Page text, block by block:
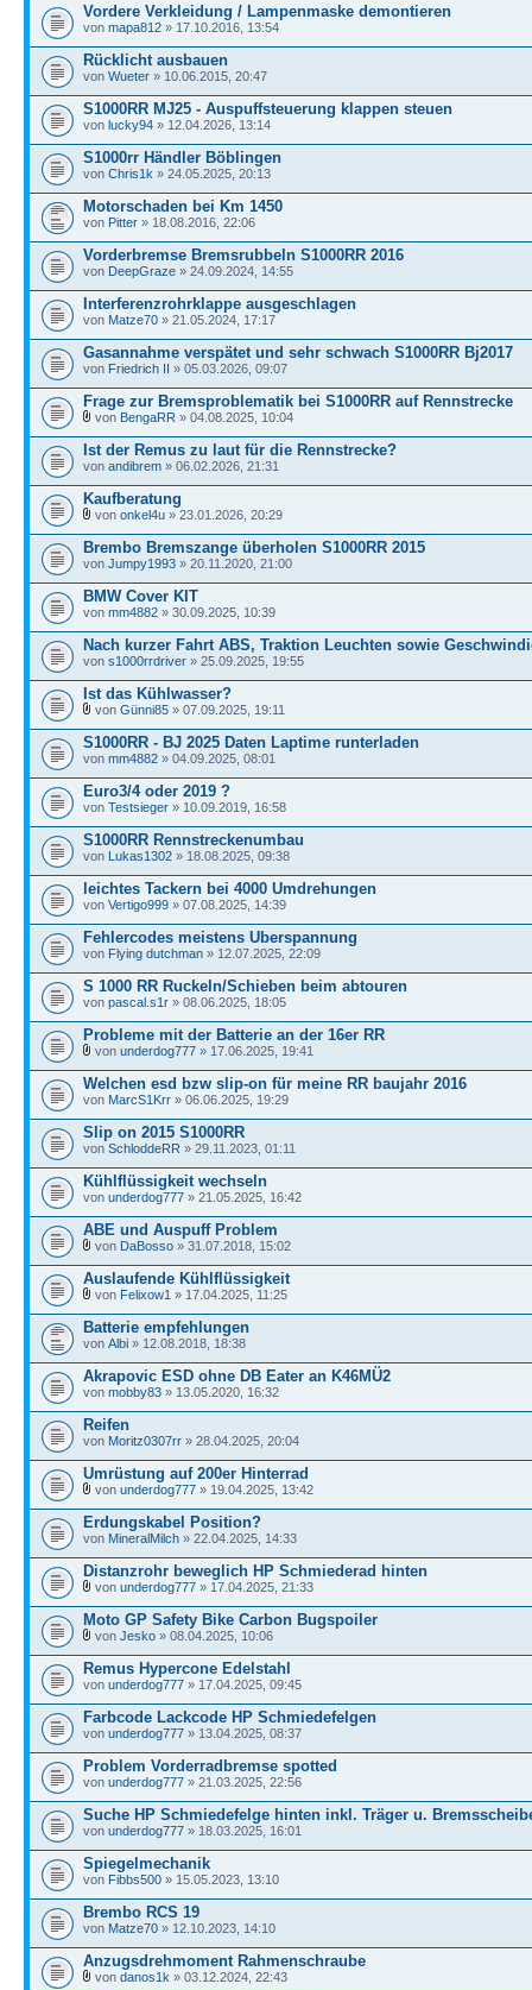
Vordere Verkleidung / Lampenmaske demontieren
von mapa812 » 17.10.2016, 13:54
Rücklicht ausbauen
von Wueter » 10.06.2015, 20:47
S1000RR MJ25 - Auspuffsteuerung klappen steuen
von lucky94 » 12.04.2026, 13:14
S1000rr Händler Böblingen
von Chris1k » 24.05.2025, 20:13
Motorschaden bei Km 1450
von Pitter » 18.08.2016, 22:06
Vorderbremse Bremsrubbeln S1000RR 2016
von DeepGraze » 24.09.2024, 14:55
Interferenzrohrklappe ausgeschlagen
von Matze70 » 21.05.2024, 17:17
Gasannahme verspätet und sehr schwach S1000RR Bj2017
von Friedrich II » 05.03.2026, 09:07
Frage zur Bremsproblematik bei S1000RR auf Rennstrecke
von BengaRR » 04.08.2025, 10:04
Ist der Remus zu laut für die Rennstrecke?
von andibrem » 06.02.2026, 21:31
Kaufberatung
von onkel4u » 23.01.2026, 20:29
Brembo Bremszange überholen S1000RR 2015
von Jumpy1993 » 20.11.2020, 21:00
BMW Cover KIT
von mm4882 » 30.09.2025, 10:39
Nach kurzer Fahrt ABS, Traktion Leuchten sowie
von s1000rrdriver » 25.09.2025, 19:55
Ist das Kühlwasser?
von Günni85 » 07.09.2025, 19:11
S1000RR - BJ 2025 Daten Laptime runterladen
von mm4882 » 04.09.2025, 08:01
Euro3/4 oder 2019 ?
von Testsieger » 10.09.2019, 16:58
S1000RR Rennstreckenumbau
von Lukas1302 » 18.08.2025, 09:38
leichtes Tackern bei 4000 Umdrehungen
von Vertigo999 » 07.08.2025, 14:39
Fehlercodes meistens Uberspannung
von Flying dutchman » 12.07.2025, 22:09
S 1000 RR Ruckeln/Schieben beim abtouren
von pascal.s1r » 08.06.2025, 18:05
Probleme mit der Batterie an der 16er RR
von underdog777 » 17.06.2025, 19:41
Welchen esd bzw slip-on für meine RR baujahr 2016
von MarcS1Krr » 06.06.2025, 19:29
Slip on 2015 S1000RR
von SchloddeRR » 29.11.2023, 01:11
Kühlflüssigkeit wechseln
von underdog777 » 21.05.2025, 16:42
ABE und Auspuff Problem
von DaBosso » 31.07.2018, 15:02
Auslaufende Kühlflüssigkeit
von Felixow1 » 17.04.2025, 11:25
Batterie empfehlungen
von Albi » 12.08.2018, 18:38
Akrapovic ESD ohne DB Eater an K46MÜ2
von mobby83 » 13.05.2020, 16:32
Reifen
von Moritz0307rr » 28.04.2025, 20:04
Umrüstung auf 200er Hinterrad
von underdog777 » 19.04.2025, 13:42
Erdungskabel Position?
von MineralMilch » 22.04.2025, 14:33
Distanzrohr beweglich HP Schmiederad hinten
von underdog777 » 17.04.2025, 21:33
Moto GP Safety Bike Carbon Bugspoiler
von Jesko » 08.04.2025, 10:06
Remus Hypercone Edelstahl
von underdog777 » 17.04.2025, 09:45
Farbcode Lackcode HP Schmiedefelgen
von underdog777 » 13.04.2025, 08:37
Problem Vorderradbremse spotted
von underdog777 » 21.03.2025, 22:56
Suche HP Schmiedefelge hinten inkl. Träger u.
von underdog777 » 18.03.2025, 16:01
Spiegelmechanik
von Fibbs500 » 15.05.2023, 13:10
Brembo RCS 19
von Matze70 » 12.10.2023, 14:10
Anzugsdrehmoment Rahmenschraube
von danos1k » 03.12.2024, 22:43